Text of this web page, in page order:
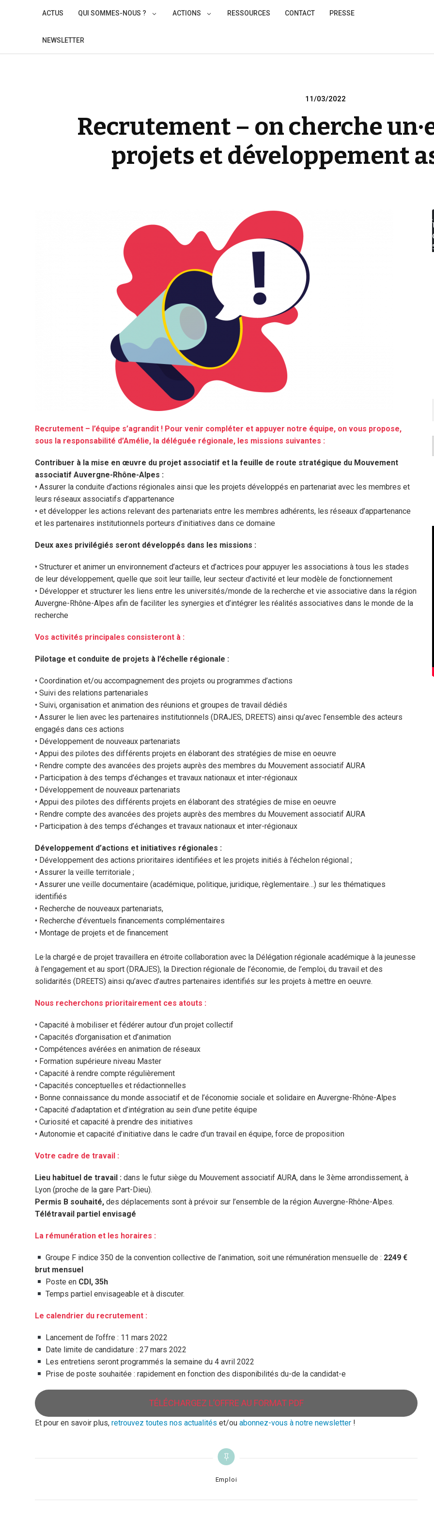
ACTUS QUI SOMMES-NOUS ? ACTIONS RESSOURCES CONTACT PRESSE
NEWSLETTER
Posted
11/03/2022
Recrutement – on cherche
projets et développement
Recrutement – l’équipe s’agrandit ! Pour venir compléter et appuyer notre équipe, on vous propose,
sous la responsabilité d’Amélie, la déléguée régionale, les missions suivantes :
Contribuer à la mise en œuvre du projet associatif et la feuille de route stratégique du Mouvement
associatif Auvergne-Rhône-Alpes :
• Assurer la conduite d’actions régionales ainsi que les projets développés en partenariat avec les membres et
leurs réseaux associatifs d’appartenance
• et développer les actions relevant des partenariats entre les membres adhérents, les réseaux d’appartenance
et les partenaires institutionnels porteurs d’initiatives dans ce domaine
Deux axes privilégiés seront développés dans les missions :
• Structurer et animer un environnement d’acteurs et d’actrices pour appuyer les associations à tous les stades
de leur développement, quelle que soit leur taille, leur secteur d’activité et leur modèle de fonctionnement
• Développer et structurer les liens entre les universités/monde de la recherche et vie associative dans la région
Auvergne-Rhône-Alpes afin de faciliter les synergies et d’intégrer les réalités associatives dans le monde de la
recherche
Vos activités principales consisteront à :
Pilotage et conduite de projets à l’échelle régionale :
• Coordination et/ou accompagnement des projets ou programmes d’actions
• Suivi des relations partenariales
• Suivi, organisation et animation des réunions et groupes de travail dédiés
• Assurer le lien avec les partenaires institutionnels (DRAJES, DREETS) ainsi qu’avec l’ensemble des acteurs
engagés dans ces actions
• Développement de nouveaux partenariats
• Appui des pilotes des différents projets en élaborant des stratégies de mise en oeuvre
• Rendre compte des avancées des projets auprès des membres du Mouvement associatif AURA
• Participation à des temps d’échanges et travaux nationaux et inter-régionaux
• Développement de nouveaux partenariats
• Appui des pilotes des différents projets en élaborant des stratégies de mise en oeuvre
• Rendre compte des avancées des projets auprès des membres du Mouvement associatif AURA
• Participation à des temps d’échanges et travaux nationaux et inter-régionaux
Développement d’actions et initiatives régionales :
• Développement des actions prioritaires identifiées et les projets initiés à l’échelon régional ;
• Assurer la veille territoriale ;
• Assurer une veille documentaire (académique, politique, juridique, règlementaire…) sur les thématiques
identifiés
• Recherche de nouveaux partenariats,
• Recherche d’éventuels financements complémentaires
• Montage de projets et de financement
Le·la chargé·e de projet travaillera en étroite collaboration avec la Délégation régionale académique à la jeunesse
à l’engagement et au sport (DRAJES), la Direction régionale de l’économie, de l’emploi, du travail et des
solidarités (DREETS) ainsi qu’avec d’autres partenaires identifiés sur les projets à mettre en oeuvre.
Nous recherchons prioritairement ces atouts :
• Capacité à mobiliser et fédérer autour d’un projet collectif
• Capacités d’organisation et d’animation
• Compétences avérées en animation de réseaux
• Formation supérieure niveau Master
• Capacité à rendre compte régulièrement
• Capacités conceptuelles et rédactionnelles
• Bonne connaissance du monde associatif et de l’économie sociale et solidaire en Auvergne-Rhône-Alpes
• Capacité d’adaptation et d’intégration au sein d’une petite équipe
• Curiosité et capacité à prendre des initiatives
• Autonomie et capacité d’initiative dans le cadre d’un travail en équipe, force de proposition
Votre cadre de travail :
Lieu habituel de travail : dans le futur siège du Mouvement associatif AURA, dans le 3ème arrondissement, à
Lyon (proche de la gare Part-Dieu).
Permis B souhaité, des déplacements sont à prévoir sur l’ensemble de la région Auvergne-Rhône-Alpes.
Télétravail partiel envisagé
La rémunération et les horaires :
Groupe F indice 350 de la convention collective de l’animation, soit une rémunération mensuelle de : 2249 €
brut mensuel
Poste en CDI, 35h
Temps partiel envisageable et à discuter.
Le calendrier du recrutement :
Lancement de l’offre : 11 mars 2022
Date limite de candidature : 27 mars 2022
Les entretiens seront programmés la semaine du 4 avril 2022
Prise de poste souhaitée : rapidement en fonction des disponibilités du-de la candidat-e
TÉLÉCHARGEZ L’OFFRE AU FORMAT PDF
Et pour en savoir plus, retrouvez toutes nos actualités et/ou abonnez-vous à notre newsletter !
Categories
Emploi